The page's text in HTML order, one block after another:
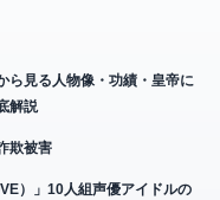
ら見る人物像・功績・皇帝に
解説
欺被害
）」10人組声優アイドルの